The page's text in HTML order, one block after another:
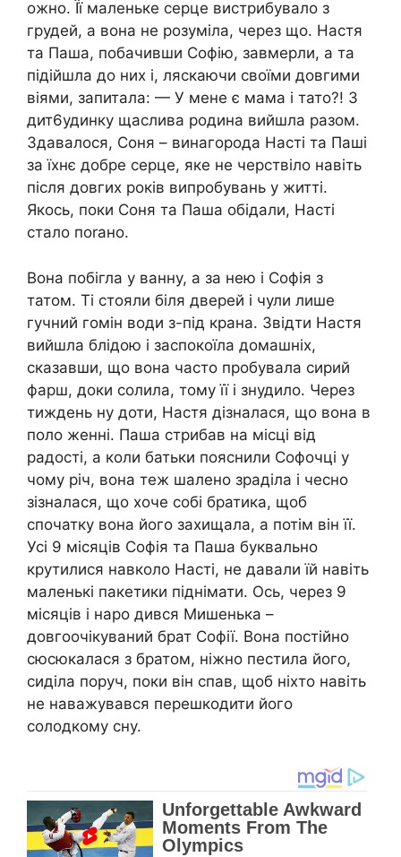
ожно. Її маленьке серце вистрибувало з
грудей, а вона не розуміла, через що. Настя
та Паша, побачивши Софію, завмерли, а та
підійшла до них і, ляскаючи своїми довгими
віями, запитала: — У мене є мама і тато?! З
дит6удинку щаслива родина вийшла разом.
Здавалося, Соня – винагорода Насті та Паші
за їхнє добре серце, яке не черствіло навіть
після довгих років випробувань у житті.
Якось, поки Соня та Паша обідали, Насті
стало поrано.
Вона побігла у ванну, а за нею і Софія з
татом. Ті стояли біля дверей і чули лише
гучний гомін води з-під крана. Звідти Настя
вийшла блідою і заспокоїла домашніх,
сказавши, що вона часто пробувала сирий
фарш, доки солила, тому її і знудило. Через
тиждень ну доти, Настя дізналася, що вона в
поло женні. Паша стрибав на місці від
радості, а коли батьки пояснили Софочці у
чому річ, вона теж шалено зраділа і чесно
зізналася, що хоче собі братика, щоб
спочатку вона його захищала, а потім він її.
Усі 9 місяців Софія та Паша буквально
крутилися навколо Насті, не давали їй навіть
маленькі пакетики піднімати. Ось, через 9
місяців і наро дився Мишенька –
довгоочікуваний брат Софії. Вона постійно
сюсюкалася з братом, ніжно пестила його,
сиділа поруч, поки він спав, щоб ніхто навіть
не наважувався перешкодити його
солодкому сну.